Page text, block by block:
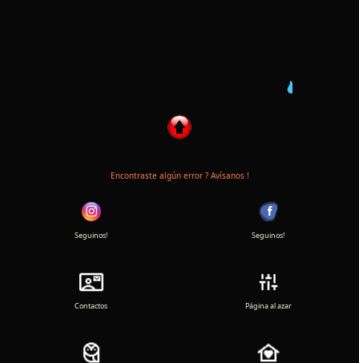
💦 Curso de iniciación
Encontraste algún error ? Avísanos !
Seguinos! Seguinos!
Contactos Página al azar